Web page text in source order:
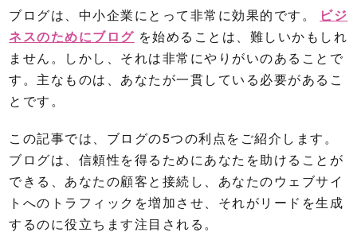
ブログは、中小企業にとって非常に効果的です。
ビジ
ネスのためにブログ を始めることは、難しいかもしれ
ません。しかし、それは非常にやりがいのあることで
す。主なものは、あなたが一貫している必要があるこ
とです。
この記事では、ブログの5つの利点をご紹介します。
ブログは、信頼性を得るためにあなたを助けることが
できる、あなたの顧客と接続し、あなたのウェブサイ
トへのトラフィックを増加させ、それがリードを生成
するのに役立ちます注目される。